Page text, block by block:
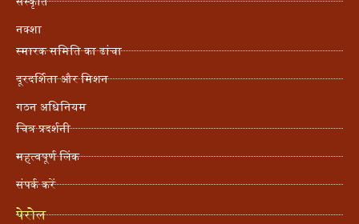
नक्शा
स्मारक समिति का ढांचा
दूरदर्शिता और मिशन
गठन अधिनियम
चित्र प्रदर्शनी
महत्वपूर्ण लिंक
संपर्क करें
पेरोल